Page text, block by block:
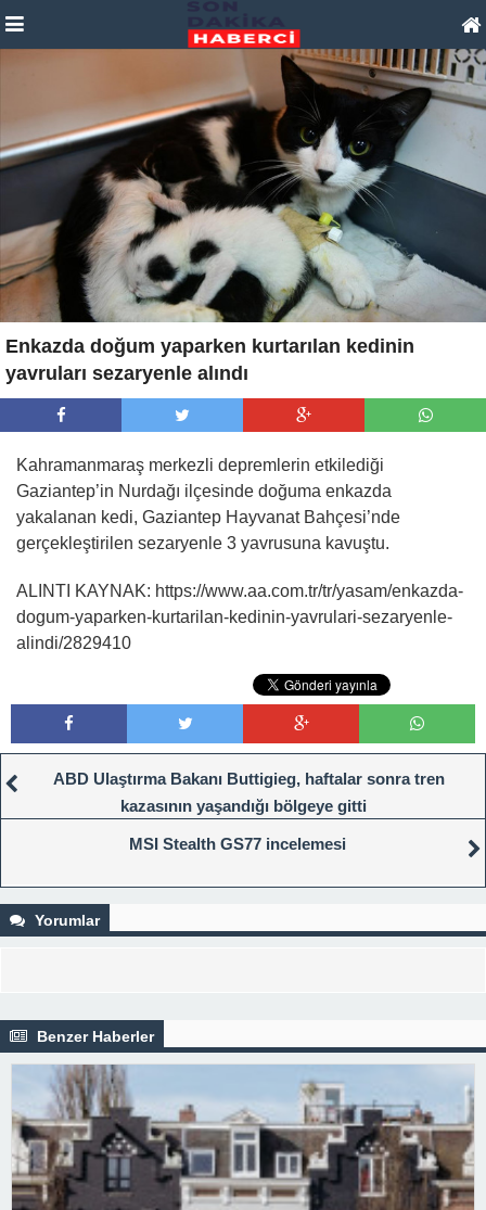
Enkazda doğum yaparken kurtarılan kedinin
yavruları sezaryenle alındı
Kahramanmaraş merkezli depremlerin etkilediği
Gaziantep’in Nurdağı ilçesinde doğuma enkazda
yakalanan kedi, Gaziantep Hayvanat Bahçesi’nde
gerçekleştirilen sezaryenle 3 yavrusuna kavuştu.
ALINTI KAYNAK: https://www.aa.com.tr/tr/yasam/enkazda-
dogum-yaparken-kurtarilan-kedinin-yavrulari-sezaryenle-
alindi/2829410
ABD Ulaştırma Bakanı Buttigieg, haftalar sonra tren
kazasının yaşandığı bölgeye gitti
MSI Stealth GS77 incelemesi
Yorumlar
Benzer Haberler